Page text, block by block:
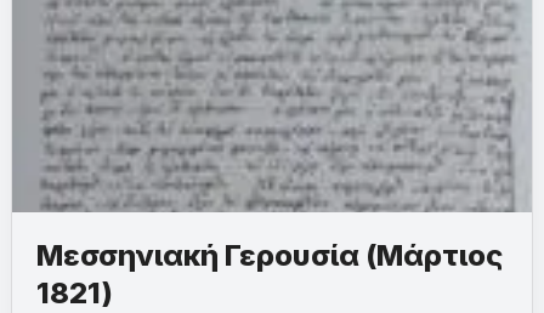
Μεσσηνιακή Γερουσία (Μάρτιος
1821)